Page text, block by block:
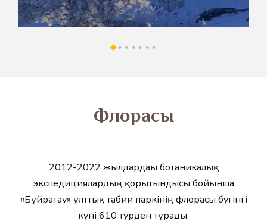
​Флорасы
2012-2022 жылдардағы ботаникалық
экспедициялардың қорытындысы бойынша
«Бұйратау» ұлттық табиғи паркінің флорасы бүгінгі
күні 610 түрден тұрады.